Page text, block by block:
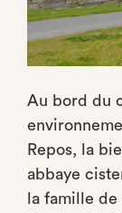
Au bord du
Repos, la
abbaye
la famille